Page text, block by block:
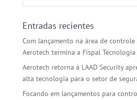
Entradas recientes
Com lançamento na área de
Aerotech termina a Fispal
Aerotech retorna à LAAD Security
alta tecnologia para o setor de
Focando em lançamentos para